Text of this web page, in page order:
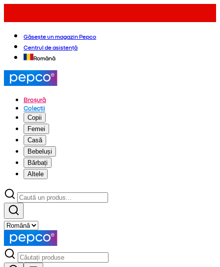
Găsește un magazin Pepco
Centrul de asistență
Română
Broșură
Colecții
Copii
Femei
Casă
Bebeluși
Bărbați
Altele